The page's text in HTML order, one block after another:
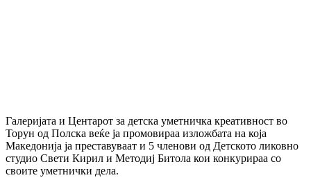
Галеријата и Центарот за детска уметничка креативност во
Торун од Полска веќе ја промовираа изложбата на која
Македонија ја преставуваат и 5 членови од Детското ликовно
студио Свети Кирил и Методиј Битола кои конкурираа со
своите уметнички дела.